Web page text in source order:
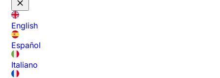
English
Español
Italiano